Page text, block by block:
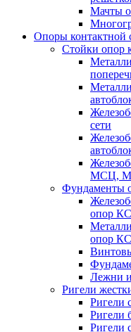
Мачты
Опоры контактной
Стойки опор
сети
МСЦ,
Фундаменты
опор КС
опор КС
Лежни
Ригели
Ригели
Ригели
Ригели